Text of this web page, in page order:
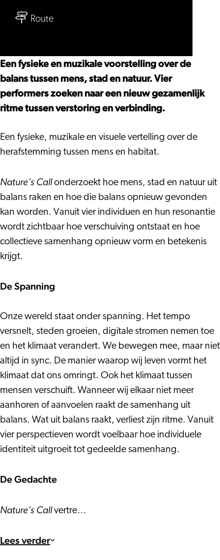
Call
Routenaar
–
Nature’s
Call
Een fysieke en muzikale voorstelling over de
balans tussen mens, stad en natuur. Vier
performers zoeken naar een nieuw gezamenlijk
ritme tussen verstoring en verbinding.
Een fysieke, muzikale en visuele vertelling over de
herafstemming tussen mens en habitat.
Nature’s Callonderzoekt hoe mens, stad en natuur uit
balans raken en hoe die balans opnieuw gevonden
kan worden. Vanuit vier individuen en hun resonantie
wordt zichtbaar hoe verschuiving ontstaat en hoe
collectieve samenhang opnieuw vorm en betekenis
krijgt.
De Spanning
Onze wereld staat onder spanning. Het tempo
versnelt, steden groeien, digitale stromen nemen toe
en het klimaat verandert. We bewegen mee, maar niet
altijd in sync. De manier waarop wij leven vormt het
klimaat dat ons omringt. Ook het klimaat tussen
mensen verschuift. Wanneer wij elkaar niet meer
aanhoren of aanvoelen raakt de samenhang uit
balans. Wat uit balans raakt, verliest zijn ritme. Vanuit
vier perspectieven wordt voelbaar hoe individuele
identiteit uitgroeit tot gedeelde samenhang.
De Gedachte
Nature’s Callvertre…
Lees verder